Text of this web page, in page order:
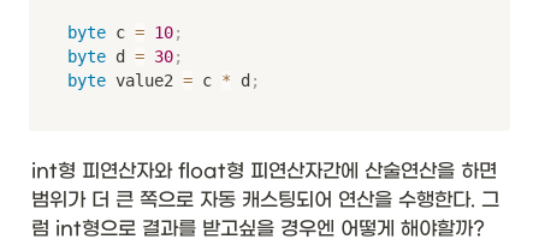
byte c = 10;
byte d = 30;
byte value2 = c * d ;
int형 피연산자와 float형 피연산자간에 산술연산을 하면
범위가 더 큰 쪽으로 자동 캐스팅되어 연산을 수행한다. 그
럼 int형으로 결과를 받고싶을 경우엔 어떻게 해야할까?